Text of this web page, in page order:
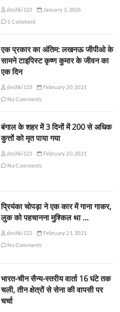
deshki123
January 3, 2026
1 Comment
एक प्रकार का अंतिम: लखनऊ जीपीओ के
सामने टाइपिस्ट कृष्ण कुमार के जीवन का
एक दिन
deshki123
February 20, 2021
No Comments
बंगाल के शहर में 3 दिनों में 200 से अधिक
कुत्तों को मृत पाया गया
deshki123
February 20, 2021
No Comments
प्रियंका चोपड़ा ने एक कार में गाना गाकर,
लुक को पहचानना मुश्किल था …
deshki123
February 21, 2021
No Comments
भारत-चीन सैन्य-स्तरीय वार्ता 16 घंटे तक
चली, तीन क्षेत्रों से सेना की वापसी पर
चर्चा